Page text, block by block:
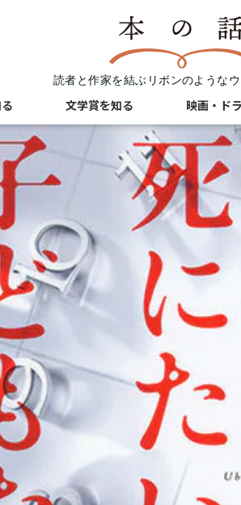
読者と作家を結ぶリボンのような
文学賞を知る 映画・ド